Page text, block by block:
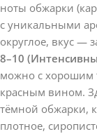
ноты обжарки
с уникальными
округлое, вкус —
8–10
можно с
красным вином.
тёмной обжарки,
плотное,